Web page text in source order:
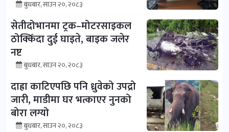
बुधबार, साउन २०, २०८३
सेतीदोभानमा ट्रक–मोटरसाइकल
ठोक्किँदा दुई घाइते, बाइक जलेर
नष्ट
बुधबार, साउन २०, २०८३
दाह्रा काटिएपछि पनि ध्रुवेको उपद्रो
जारी, माडीमा घर भत्काएर नुनको
बोरा लग्यो
बुधबार, साउन २०, २०८३